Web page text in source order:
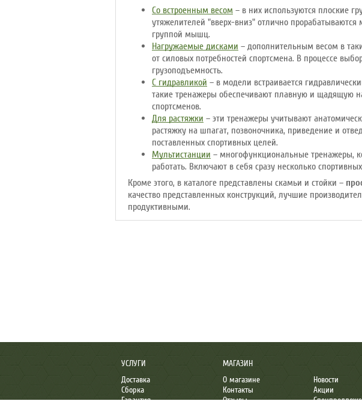
Со встроенным весом – в них используются плоские
утяжелителей "вверх-вниз" отлично
группой мышц.
Нагружаемые дисками – дополнительным весом в
от силовых потребностей спортсмена. В процессе
грузоподъемность.
С гидравликой – в модели встраивается
такие тренажеры обеспечивают плавную и щадящую
спортсменов.
Для растяжки – эти тренажеры учитывают
растяжку на шпагат, позвоночника, приведение и
поставленных спортивных целей.
Мультистанции – многофункциональные тренажеры,
работать. Включают в себя сразу несколько
Кроме этого, в каталоге представлены скамьи и стойки –
качество представленных конструкций, лучшие
продуктивными.
УСЛУГИ
Доставка
Сборка
Гарантия
МАГАЗИН
О магазине
Контакты
Отзывы
Новости
Акции